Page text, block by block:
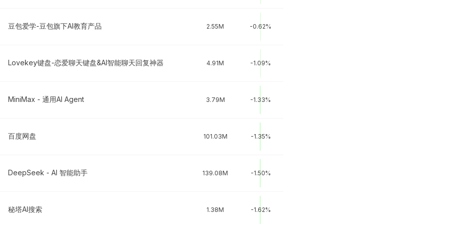
豆包爱学-豆包旗下AI教育产品 2.55M -0.62%
Lovekey键盘-恋爱聊天键盘&AI智能聊天回复神器 4.91M -1.09%
MiniMax - 通用AI Agent 3.79M -1.33%
百度网盘 101.03M -1.35%
DeepSeek - AI 智能助手 139.08M -1.50%
秘塔AI搜索 1.38M -1.62%